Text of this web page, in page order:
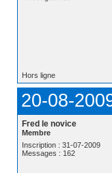
Hors ligne
20-08-
Fred le novice
Membre
Inscription : 31-07-2009
Messages : 162